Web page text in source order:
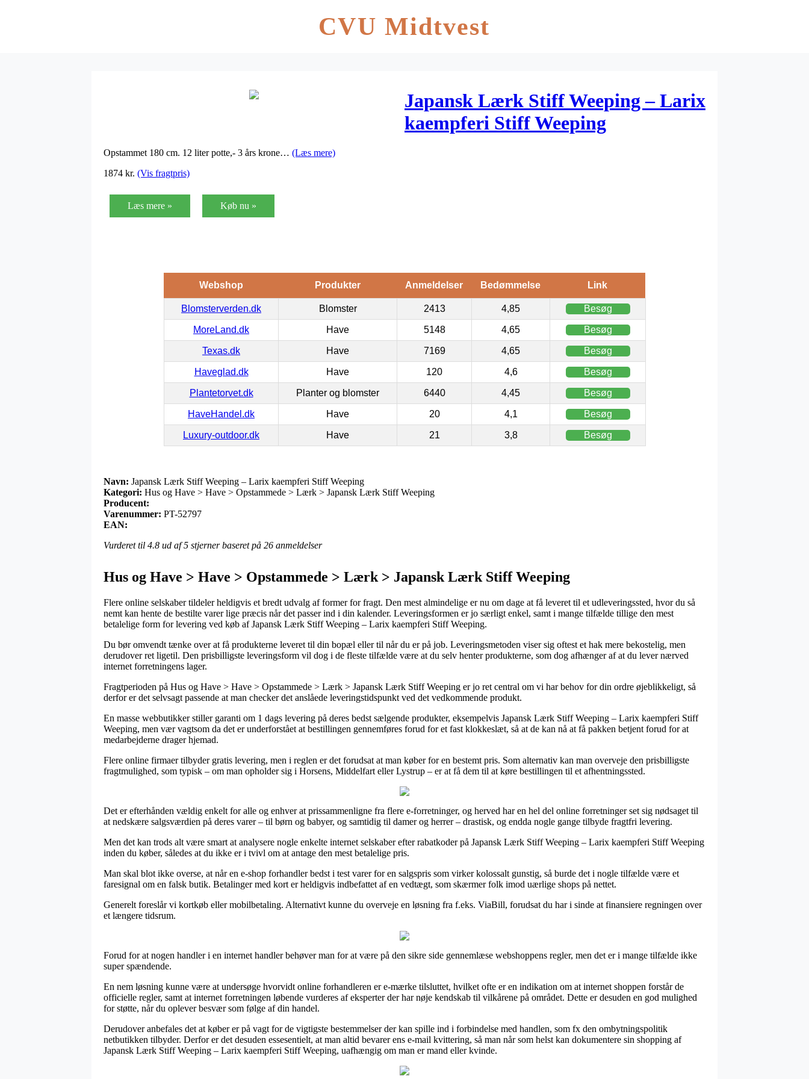
CVU Midtvest
Japansk Lærk Stiff Weeping – Larix
kaempferi Stiff Weeping
Opstammet 180 cm. 12 liter potte,- 3 års krone… (Læs mere)
1874 kr. (Vis fragtpris)
Læs mere » Køb nu »
Webshop Produkter Anmeldelser Bedømmelse Link
Blomsterverden.dk Blomster 2413 4,85 Besøg
MoreLand.dk Have 5148 4,65 Besøg
Texas.dk Have 7169 4,65 Besøg
Haveglad.dk Have 120 4,6 Besøg
Plantetorvet.dk Planter og blomster 6440 4,45 Besøg
HaveHandel.dk Have 20 4,1 Besøg
Luxury-outdoor.dk Have 21 3,8 Besøg
Navn: Japansk Lærk Stiff Weeping – Larix kaempferi Stiff Weeping
Kategori: Hus og Have > Have > Opstammede > Lærk > Japansk Lærk Stiff Weeping
Producent:
Varenummer: PT-52797
EAN:
Vurderet til 4.8 ud af 5 stjerner baseret på 26 anmeldelser
Hus og Have > Have > Opstammede > Lærk > Japansk Lærk Stiff Weeping
Flere online selskaber tildeler heldigvis et bredt udvalg af former for fragt. Den mest almindelige er nu om dage at få leveret til et udleveringssted, hvor du så
nemt kan hente de bestilte varer lige præcis når det passer ind i din kalender. Leveringsformen er jo særligt enkel, samt i mange tilfælde tillige den mest
betalelige form for levering ved køb af Japansk Lærk Stiff Weeping – Larix kaempferi Stiff Weeping.
Du bør omvendt tænke over at få produkterne leveret til din bopæl eller til når du er på job. Leveringsmetoden viser sig oftest et hak mere bekostelig, men
derudover ret ligetil. Den prisbilligste leveringsform vil dog i de fleste tilfælde være at du selv henter produkterne, som dog afhænger af at du lever nærved
internet forretningens lager.
Fragtperioden på Hus og Have > Have > Opstammede > Lærk > Japansk Lærk Stiff Weeping er jo ret central om vi har behov for din ordre øjeblikkeligt, så
derfor er det selvsagt passende at man checker det anslåede leveringstidspunkt ved det vedkommende produkt.
En masse webbutikker stiller garanti om 1 dags levering på deres bedst sælgende produkter, eksempelvis Japansk Lærk Stiff Weeping – Larix kaempferi Stiff
Weeping, men vær vagtsom da det er underforstået at bestillingen gennemføres forud for et fast klokkeslæt, så at de kan nå at få pakken betjent forud for at
medarbejderne drager hjemad.
Flere online firmaer tilbyder gratis levering, men i reglen er det forudsat at man køber for en bestemt pris. Som alternativ kan man overveje den prisbilligste
fragtmulighed, som typisk – om man opholder sig i Horsens, Middelfart eller Lystrup – er at få dem til at køre bestillingen til et afhentningssted.
Det er efterhånden vældig enkelt for alle og enhver at prissammenligne fra flere e-forretninger, og herved har en hel del online forretninger set sig nødsaget til
at nedskære salgsværdien på deres varer – til børn og babyer, og samtidig til damer og herrer – drastisk, og endda nogle gange tilbyde fragtfri levering.
Men det kan trods alt være smart at analysere nogle enkelte internet selskaber efter rabatkoder på Japansk Lærk Stiff Weeping – Larix kaempferi Stiff Weeping
inden du køber, således at du ikke er i tvivl om at antage den mest betalelige pris.
Man skal blot ikke overse, at når en e-shop forhandler bedst i test varer for en salgspris som virker kolossalt gunstig, så burde det i nogle tilfælde være et
faresignal om en falsk butik. Betalinger med kort er heldigvis indbefattet af en vedtægt, som skærmer folk imod uærlige shops på nettet.
Generelt foreslår vi kortkøb eller mobilbetaling. Alternativt kunne du overveje en løsning fra f.eks. ViaBill, forudsat du har i sinde at finansiere regningen over
et længere tidsrum.
Forud for at nogen handler i en internet handler behøver man for at være på den sikre side gennemlæse webshoppens regler, men det er i mange tilfælde ikke
super spændende.
En nem løsning kunne være at undersøge hvorvidt online forhandleren er e-mærke tilsluttet, hvilket ofte er en indikation om at internet shoppen forstår de
officielle regler, samt at internet forretningen løbende vurderes af eksperter der har nøje kendskab til vilkårene på området. Dette er desuden en god mulighed
for støtte, når du oplever besvær som følge af din handel.
Derudover anbefales det at køber er på vagt for de vigtigste bestemmelser der kan spille ind i forbindelse med handlen, som fx den ombytningspolitik
netbutikken tilbyder. Derfor er det desuden essesentielt, at man altid bevarer ens e-mail kvittering, så man når som helst kan dokumentere sin shopping af
Japansk Lærk Stiff Weeping – Larix kaempferi Stiff Weeping, uafhængig om man er mand eller kvinde.